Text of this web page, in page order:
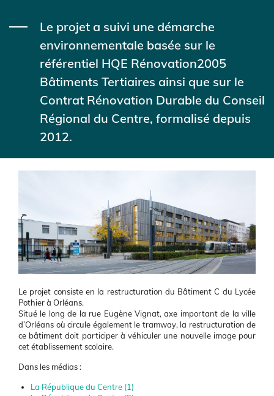
Body
Le projet a suivi une démarche
environnementale basée sur le
référentiel HQE Rénovation2005
Bâtiments Tertiaires ainsi que sur le
Contrat Rénovation Durable du Conseil
Régional du Centre, formalisé depuis
2012.
Illustration
Body
Le projet consiste en la restructuration du Bâtiment C du Lycée
Pothier à Orléans.
Situé le long de la rue Eugène Vignat, axe important de la ville
d’Orléans où circule également le tramway, la restructuration de
ce bâtiment doit participer à véhiculer une nouvelle image pour
cet établissement scolaire.
Dans les médias :
La République du Centre (1)